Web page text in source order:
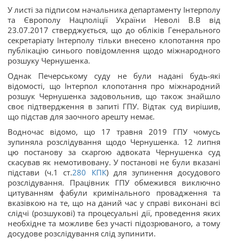
У листі за підписом начальника департаменту Інтерполу
та Європолу Нацполіції України Неволі В.В від
23.07.2017 стверджується, що до обліків Генерального
секретаріату Інтерполу тільки внесено клопотання про
публікацію синього повідомлення щодо міжнародного
розшуку Чернушенка.
Однак Печерському суду не були надані будь-які
відомості, що Інтерпол клопотання про міжнародний
розшук Чернушенка задовольнив, що також знайшло
своє підтвердження в запиті ГПУ. Відтак суд вирішив,
що підстав для заочного арешту немає.
Водночас відомо, що 17 травня 2019 ГПУ чомусь
зупиняла розслідування щодо Чернушенка. 12 липня
цю постанову за скаргою адвоката Чернушенка суд
скасував як немотивовану. У постанові не були вказані
підстави (ч.1 ст.280 КПК) для зупинення досудового
розслідування. Працівник ГПУ обмежився виключно
цитуванням фабули кримінального провадження та
вказівкою на те, що на даний час у справі виконані всі
слідчі (розшукові) та процесуальні дії, проведення яких
необхідне та можливе без участі підозрюваного, а тому
досудове розслідування слід зупинити.